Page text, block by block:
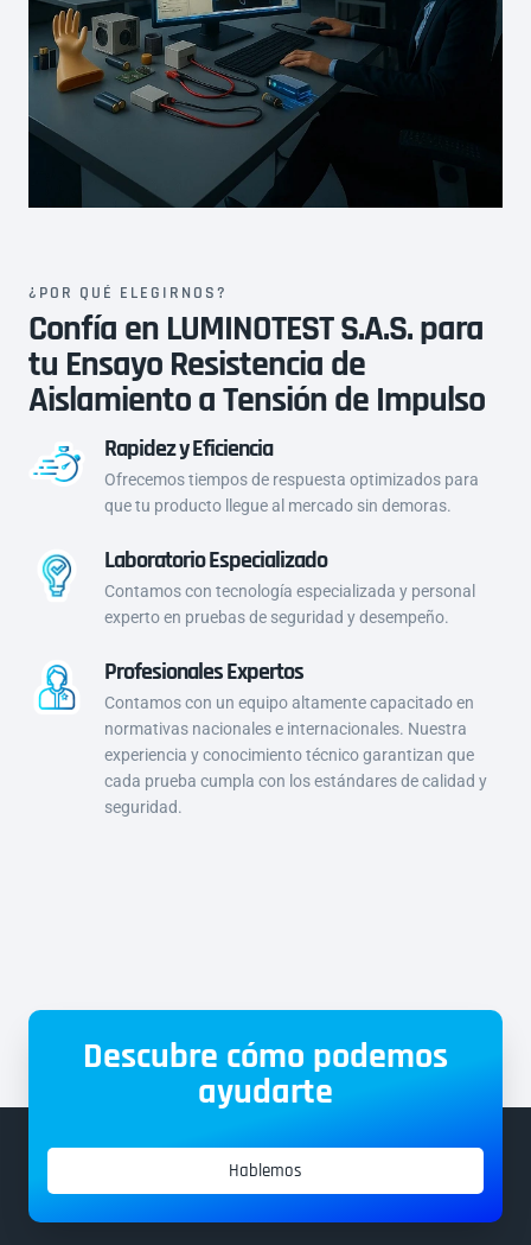
d
a
d
d
a
d
¿POR QUÉ ELEGIRNOS?
Confía en LUMINOTEST S.A.S. para
tu Ensayo Resistencia de
Aislamiento a Tensión de Impulso
Rapidez y Eficiencia
Ofrecemos tiempos de respuesta optimizados para
que tu producto llegue al mercado sin demoras.
Laboratorio Especializado
Contamos con tecnología especializada y personal
experto en pruebas de seguridad y desempeño.
Profesionales Expertos
Contamos con un equipo altamente capacitado en
normativas nacionales e internacionales. Nuestra
experiencia y conocimiento técnico garantizan que
cada prueba cumpla con los estándares de calidad y
seguridad.
Descubre cómo podemos
ayudarte
Hablemos